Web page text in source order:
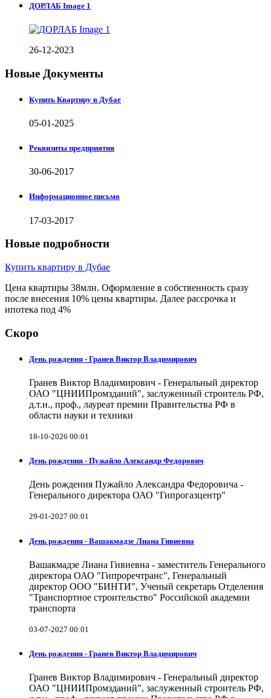
ДОРЛАБ Image 1
26-12-2023
Новые Документы
Купить Квартиру в Дубае
05-01-2025
Реквизиты предприятия
30-06-2017
Информационное письмо
17-03-2017
Новые подробности
Купить квартиру в Дубае
Цена квартиры 38млн. Оформление в собственность сразу
после внесения 10% цены квартиры. Далее рассрочка и
ипотека под 4%
Скоро
День рождения - Гранев Виктор Владимирович
Гранев Виктор Владимирович - Генеральный директор
ОАО "ЦНИИПромзданий", заслуженный строитель РФ,
д.т.н., проф., лауреат премии Правительства РФ в
области науки и техники
18-10-2026 00:01
День рождения - Пужайло Александр Федорович
День рождения Пужайло Александра Федоровича -
Генерального директора ОАО "Гипрогазцентр"
29-01-2027 00:01
День рождения - Вашакмадзе Лиана Гивиевна
Вашакмадзе Лиана Гивиевна - заместитель Генерального
директора ОАО "Гипроречтранс", Генеральный
директор ООО "БИНТИ", Ученый секретарь Отделения
"Транспортное строительство" Российской академии
транспорта
03-07-2027 00:01
День рождения - Гранев Виктор Владимирович
Гранев Виктор Владимирович - Генеральный директор
ОАО "ЦНИИПромзданий", заслуженный строитель РФ,